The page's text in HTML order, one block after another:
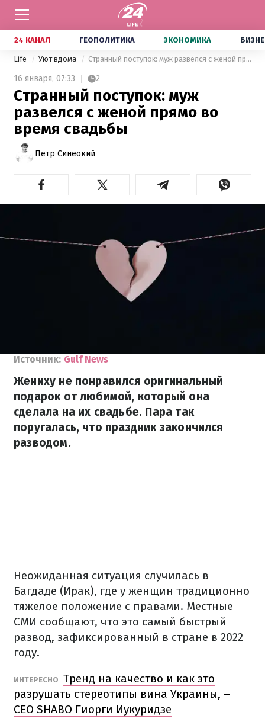
24 КАНАЛ ГЕОПОЛИТИКА ЭКОНОМИКА
Life Уют вдома Странный поступок: муж развелся с женой прямо во время свадьбы
16 января, 07:33 2
Странный поступок: муж
развелся с женой прямо во
время свадьбы
Петр Синеокий
Источник: Gulf News
Жениху не понравился оригинальный
подарок от любимой, который она
сделала на их свадьбе. Пара так
поругалась, что праздник закончился
разводом.
Неожиданная ситуация случилась в
Багдаде (Ирак), где у женщин традиционно
тяжелое положение с правами. Местные
СМИ сообщают, что это самый быстрый
развод, зафиксированный в стране в 2022
году.
ИНТЕРЕСНО Тренд на качество и как это
разрушать стереотипы вина Украины, –
СЕО SHABO Гиорги Иукуридзе